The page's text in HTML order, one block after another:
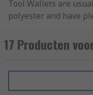
Tool Wallets are
polyester and have
How do they work?
They are
workbench draw or
17 Producten